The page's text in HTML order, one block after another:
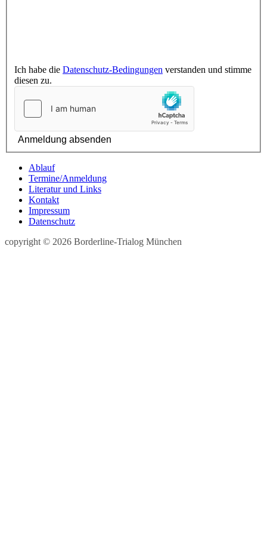
Ich habe die Datenschutz-Bedingungen verstanden und stimme
diesen zu.
Anmeldung absenden
Ablauf
Termine/Anmeldung
Literatur und Links
Kontakt
Impressum
Datenschutz
copyright © 2026 Borderline-Trialog München